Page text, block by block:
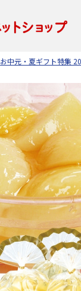
お中元・夏ギフト特集